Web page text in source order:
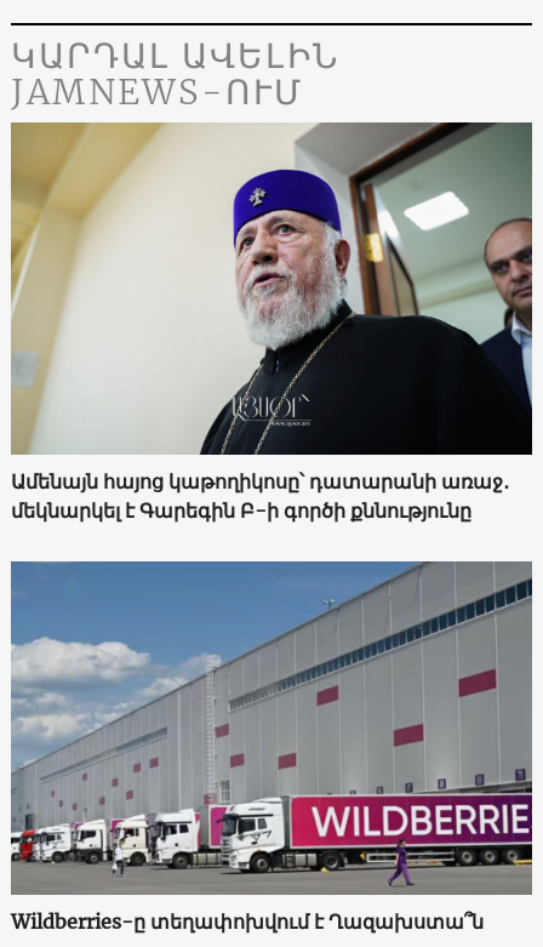
ԿԱՐԴԱԼ ԱՎԵԼԻՆ
JAMNEWS-ՈՒՄ
Ամենայն հայոց կաթողիկոսը՝ դատարանի առաջ․
մեկնարկել է Գարեգին Բ-ի գործի քննությունը
Wildberries-ը տեղափոխվում է Ղազախստա՞ն